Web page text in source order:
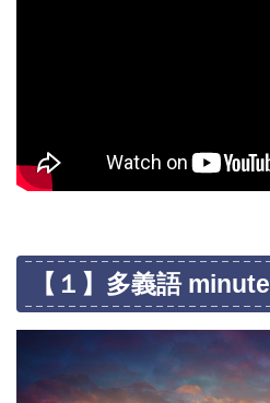
【１】多義語 minute